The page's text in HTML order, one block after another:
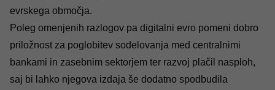
evrskega območja.
Poleg omenjenih razlogov pa digitalni evro pomeni dobro
priložnost za poglobitev sodelovanja med centralnimi
bankami in zasebnim sektorjem ter razvoj plačil nasploh,
saj bi lahko njegova izdaja še dodatno spodbudila